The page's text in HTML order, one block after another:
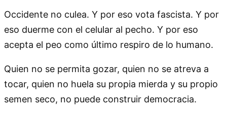
Occidente no culea. Y por eso vota fascista. Y por
eso duerme con el celular al pecho. Y por eso
acepta el peo como último respiro de lo humano.
Quien no se permita gozar, quien no se atreva a
tocar, quien no huela su propia mierda y su propio
semen seco, no puede construir democracia.